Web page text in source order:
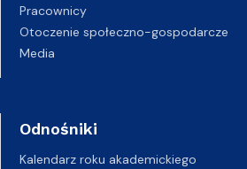
Pracownicy
Otoczenie społeczno-gospodarcze
Media
Odnośniki
Kalendarz roku akademickiego